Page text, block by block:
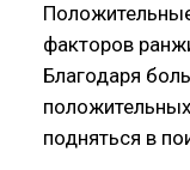
факторов
Благодаря
подняться в